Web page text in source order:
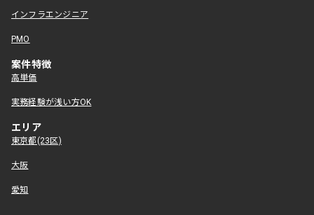
インフラエンジニア
PMO
案件特徴
高単価
実務経験が浅い方OK
エリア
東京都(23区)
大阪
愛知